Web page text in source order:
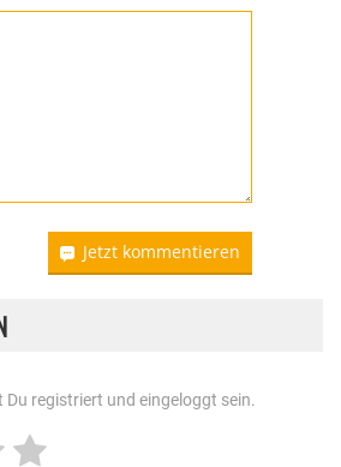
Jetzt kommentieren
registriert und eingeloggt sein.